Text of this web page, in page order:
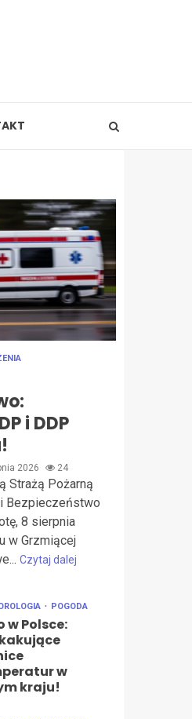
i DDP
2026 24
Strażą Pożarną
i Bezpieczeństwo
8 sierpnia
w Grzmiącej
Czytaj dalej
POGODA
w Polsce:
w
kraju!